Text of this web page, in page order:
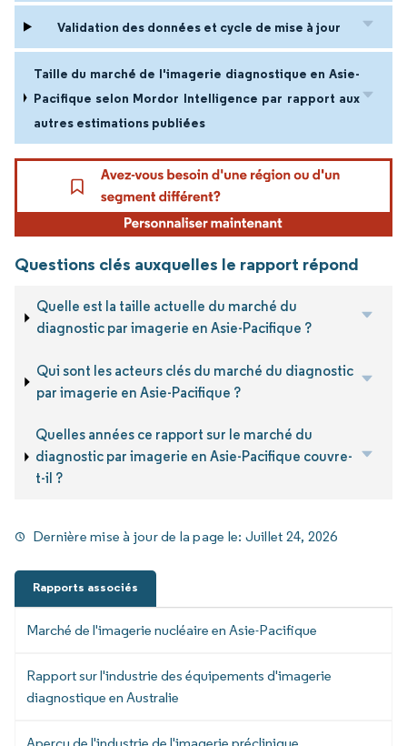
Validation des données et cycle de mise à jour
Taille du marché de l'imagerie diagnostique en Asie-
Pacifique selon Mordor Intelligence par rapport aux
autres estimations publiées
Questions clés auxquelles le rapport répond
Quelle est la taille actuelle du marché du
diagnostic par imagerie en Asie-Pacifique ?
Qui sont les acteurs clés du marché du diagnostic
par imagerie en Asie-Pacifique ?
Quelles années ce rapport sur le marché du
diagnostic par imagerie en Asie-Pacifique couvre-
t-il ?
Dernière mise à jour de la page le: Juillet 24, 2026
Rapports associés
Marché de l'imagerie nucléaire en Asie-Pacifique
Rapport sur l'industrie des équipements d'imagerie
diagnostique en Australie